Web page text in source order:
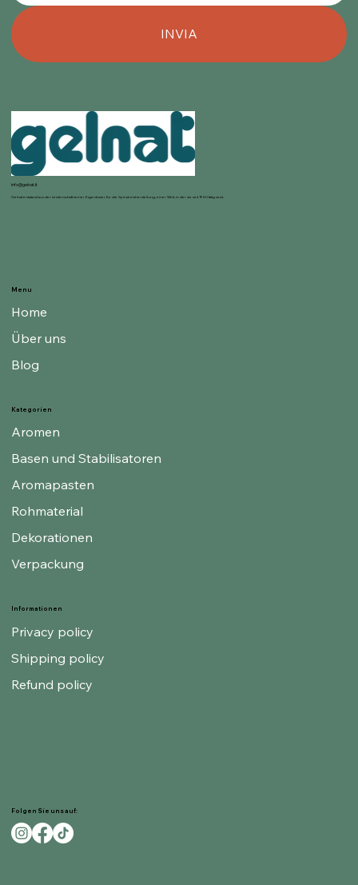
INVIA
info@gelnat.it
Gelnat entstand aus der Leidenschaft seiner Eigentümer für die Speiseeisherstellung, einer Welt, in der sie seit 1950 tätig sind.
Informationen
Privacy policy
Shipping policy
Refund policy
Kategorien
Aromen
Basen und Stabilisatoren
Aromapasten
Rohmaterial
Dekorationen
Verpackung
Menu
Home
Über uns
Blog
Folgen Sie uns auf: